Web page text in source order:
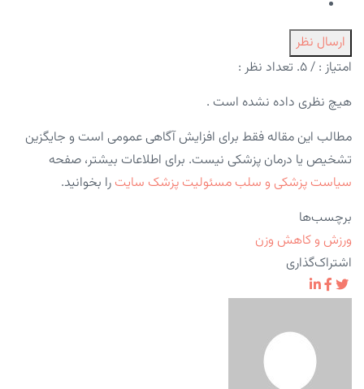
ارسال نظر
امتیاز : / ۵. تعداد نظر :
هیچ نظری داده نشده است .
مطالب این مقاله فقط برای افزایش آگاهی عمومی است و جایگزین
تشخیص یا درمان پزشکی نیست. برای اطلاعات بیشتر، صفحه
سیاست پزشکی و سلب مسئولیت پزشک سایت را بخوانید.
برچسب‌ها
ورزش و کاهش وزن
اشتراک‌گذاری